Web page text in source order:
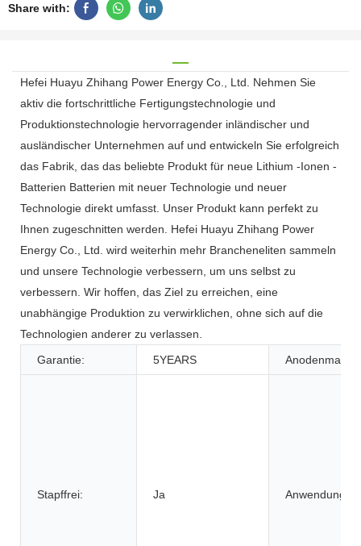
Share with:
Hefei Huayu Zhihang Power Energy Co., Ltd. Nehmen Sie
aktiv die fortschrittliche Fertigungstechnologie und
Produktionstechnologie hervorragender inländischer und
ausländischer Unternehmen auf und entwickeln Sie erfolgreich
das Fabrik, das das beliebte Produkt für neue Lithium -Ionen -
Batterien Batterien mit neuer Technologie und neuer
Technologie direkt umfasst. Unser Produkt kann perfekt zu
Ihnen zugeschnitten werden. Hefei Huayu Zhihang Power
Energy Co., Ltd. wird weiterhin mehr Brancheneliten sammeln
und unsere Technologie verbessern, um uns selbst zu
verbessern. Wir hoffen, das Ziel zu erreichen, eine
unabhängige Produktion zu verwirklichen, ohne sich auf die
Technologien anderer zu verlassen.
Garantie:
5YEARS
Stapffrei: Ja Anwendung: